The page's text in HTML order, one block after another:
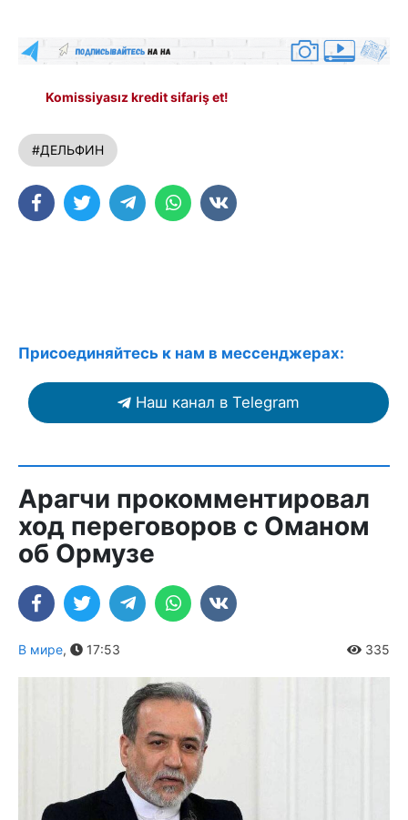
Komissiyasız kredit sifariş et!
#ДЕЛЬФИН
Присоединяйтесь к нам в мессенджерах:
Наш канал в Telegram
Арагчи прокомментировал
ход переговоров с Оманом
об Ормузе
В мире, 17:53 335